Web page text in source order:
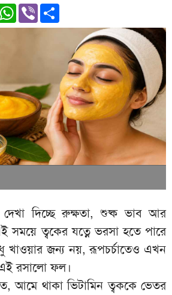
WhatsApp
Viber
দিচ্ছে রুক্ষতা, শুষ্ক ভাব আর
সময়ে ত্বকের যত্নে ভরসা হতে পারে
জন্য নয়, রূপচর্চাতেও এখন
রসালো ফল।
আমে থাকা ভিটামিন ত্বককে ভেতর